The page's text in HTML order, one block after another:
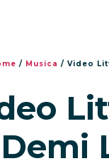
/ Musica / Video